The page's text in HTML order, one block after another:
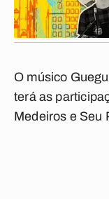
O músico
terá as
Medeiros e Seu